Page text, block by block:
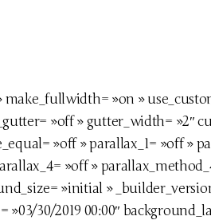
»on »
»off » gutter_width= »2″
»off » parallax_1= »off »
»off »
»initial »
30/2019 00:00″